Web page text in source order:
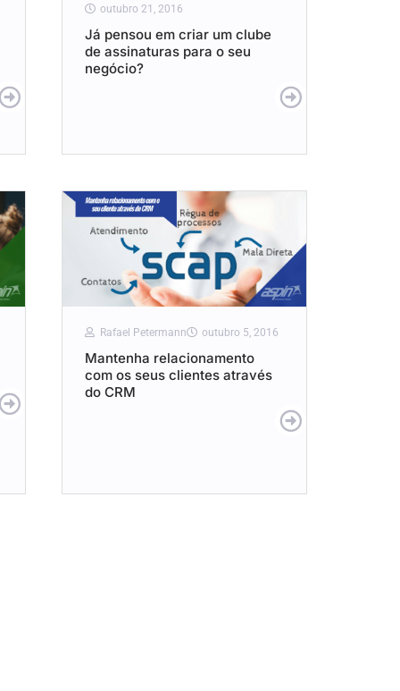
outubro 21, 2016
Já pensou em criar um clube
de assinaturas para o seu
negócio?
Rafael Petermann outubro 5, 2016
Mantenha relacionamento
com os seus clientes através
do CRM